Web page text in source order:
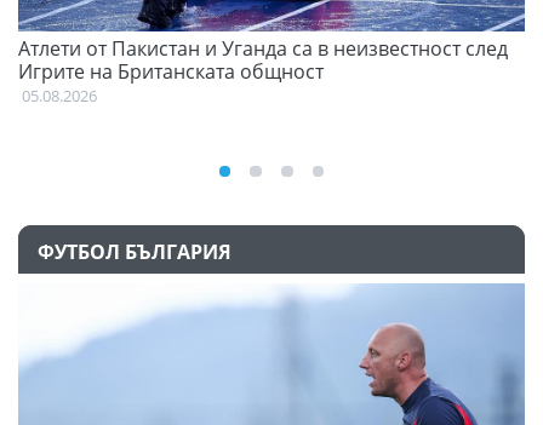
Атлети от Пакистан и Уганда са в неизвестност след
Игрите на Британската общност
05.08.2026
ФУТБОЛ БЪЛГАРИЯ